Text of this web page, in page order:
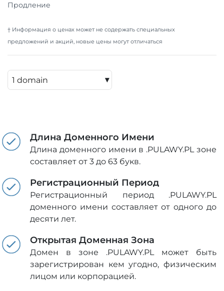
Продление
† Информация о ценах может не содержать специальных
предложений и акций, новые цены могут отличаться
▾
Длина Доменного Имени
Длина доменного имени в .PULAWY.PL зоне
составляет от 3 до 63 букв.
Регистрационный Период
Регистрационный период .PULAWY.PL
доменного имени составляет от одного до
десяти лет.
Открытая Доменная Зона
Домен в зоне .PULAWY.PL может быть
зарегистрирован кем угодно, физическим
лицом или корпорацией.